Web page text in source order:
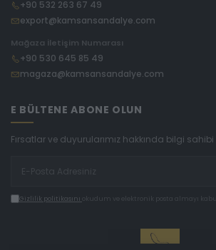
+90 532 263 67 49
export@kamsansandalye.com
Mağaza İletişim Numarası
+90 530 645 85 49
magaza@kamsansandalye.com
E BÜLTENE ABONE OLUN
Fırsatlar ve duyurularımız hakkında bilgi
Gizlilik politikasını okudum ve elektronik posta almayı